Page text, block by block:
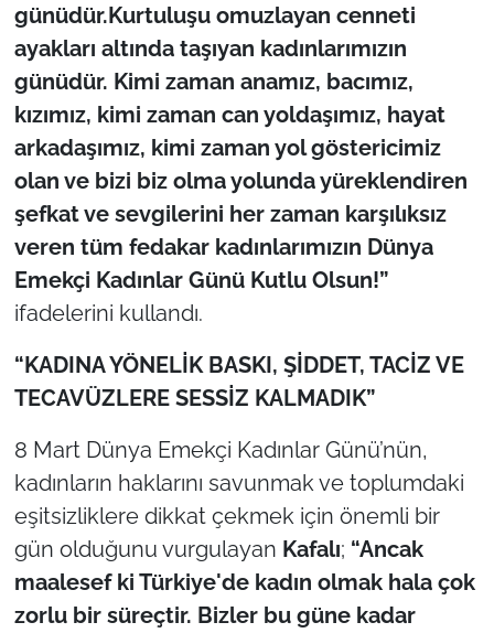
günüdür.Kurtuluşu omuzlayan cenneti
ayakları altında taşıyan kadınlarımızın
günüdür. Kimi zaman anamız, bacımız,
kızımız, kimi zaman can yoldaşımız, hayat
arkadaşımız, kimi zaman yol göstericimiz
olan ve bizi biz olma yolunda yüreklendiren
şefkat ve sevgilerini her zaman karşılıksız
veren tüm fedakar kadınlarımızın Dünya
Emekçi Kadınlar Günü Kutlu Olsun!”
ifadelerini kullandı.
“KADINA YÖNELİK BASKI, ŞİDDET, TACİZ VE
TECAVÜZLERE SESSİZ KALMADIK”
8 Mart Dünya Emekçi Kadınlar Günü’nün,
kadınların haklarını savunmak ve toplumdaki
eşitsizliklere dikkat çekmek için önemli bir
gün olduğunu vurgulayan Kafalı; “Ancak
maalesef ki Türkiye'de kadın olmak hala çok
zorlu bir süreçtir. Bizler bu güne kadar
İş Dünyası
Bilim Teknoloji
English News
Canlı Maç
Finans
Genel-A